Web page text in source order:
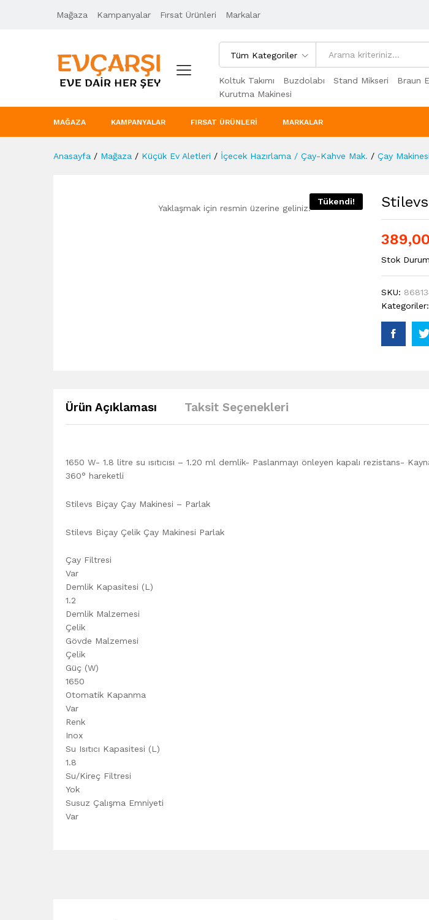
Mağaza Kampanyalar Fırsat Ürünleri Markalar
Tüm Kategoriler
Koltuk Takımı Buzdolabı Stand Mikseri
Braun
Kurutma Makinesi
MAĞAZA KAMPANYALAR FIRSAT ÜRÜNLERI MARKALAR
Anasayfa / Mağaza / Küçük Ev Aletleri / İçecek Hazırlama / Çay-Kahve Mak. / Çay Makinesi
Tükendi!
Yaklaşmak için resmin üzerine geliniz.
389,00
Stok
SKU:
Ürün Açıklaması Taksit Seçenekleri
1650 W- 1.8 litre su ısıtıcısı – 1.20 ml demlik- Paslanmayı önleyen kapalı rezistans-
360° hareketli
Stilevs Biçay Çay Makinesi – Parlak
Stilevs Biçay Çelik Çay Makinesi Parlak
Çay Filtresi
Var
Demlik Kapasitesi (L)
1.2
Demlik Malzemesi
Çelik
Gövde Malzemesi
Çelik
Güç (W)
1650
Otomatik Kapanma
Var
Renk
Inox
Su Isıtıcı Kapasitesi (L)
1.8
Su/Kireç Filtresi
Yok
Susuz Çalışma Emniyeti
Var
Ürün Açıklaması Taksit Seçenekleri